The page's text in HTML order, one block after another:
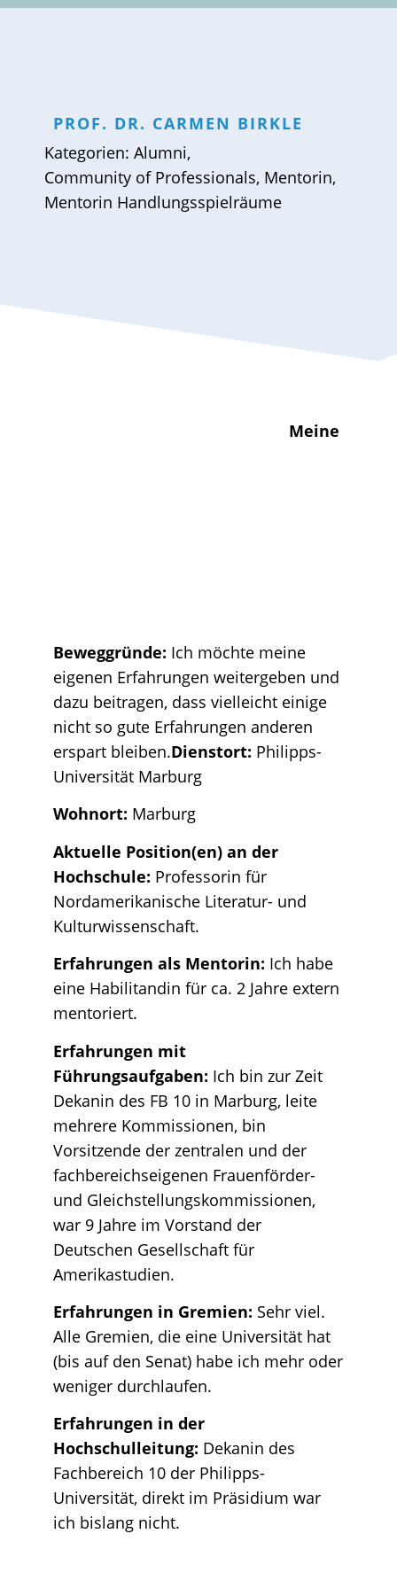
PROF. DR. CARMEN BIRKLE
Kategorien: Alumni,
Community of Professionals, Mentorin,
Mentorin Handlungsspielräume
Meine
Beweggründe: Ich möchte meine
eigenen Erfahrungen weitergeben und
dazu beitragen, dass vielleicht einige
nicht so gute Erfahrungen anderen
erspart bleiben.Dienstort: Philipps-
Universität Marburg
Wohnort: Marburg
Aktuelle Position(en) an der
Hochschule: Professorin für
Nordamerikanische Literatur- und
Kulturwissenschaft.
Erfahrungen als Mentorin: Ich habe
eine Habilitandin für ca. 2 Jahre extern
mentoriert.
Erfahrungen mit
Führungsaufgaben: Ich bin zur Zeit
Dekanin des FB 10 in Marburg, leite
mehrere Kommissionen, bin
Vorsitzende der zentralen und der
fachbereichseigenen Frauenförder-
und Gleichstellungskommissionen,
war 9 Jahre im Vorstand der
Deutschen Gesellschaft für
Amerikastudien.
Erfahrungen in Gremien: Sehr viel.
Alle Gremien, die eine Universität hat
(bis auf den Senat) habe ich mehr oder
weniger durchlaufen.
Erfahrungen in der
Hochschulleitung: Dekanin des
Fachbereich 10 der Philipps-
Universität, direkt im Präsidium war
ich bislang nicht.